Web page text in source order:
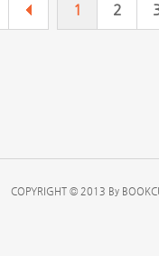
1 2
COPYRIGHT © 2013 By